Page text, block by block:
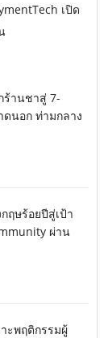
เปิด
ร้านชาสู่ 7-
ดนอก ท่ามกลาง
ฤษร้อยปีสู่เป้า
ผ่าน
ะพฤติกรรมผู้